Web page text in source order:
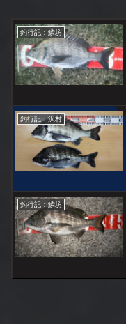
釣行記：鱗坊
釣行記：沢村
釣行記：鱗坊